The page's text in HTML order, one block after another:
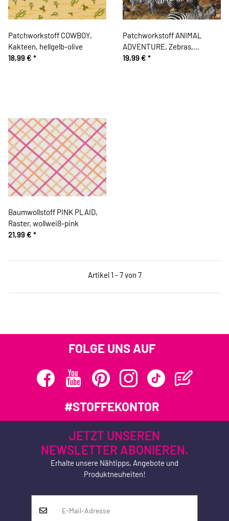
Patchworkstoff COWBOY,
Kakteen, hellgelb-olive
18,99 € *
Patchworkstoff ANIMAL
ADVENTURE, Zebras,
hellbeige-schwarz
19,99 € *
Baumwollstoff PINK PLAID,
Raster, wollweiß-pink
21,99 € *
Artikel 1 - 7 von 7
FOLGE UNS AUF
#STOFFEKONTOR
JETZT UNSEREN
NEWSLETTER ABONIEREN.
Erhalte unsere Nähtipps, Angebote und
Produktneuheiten!